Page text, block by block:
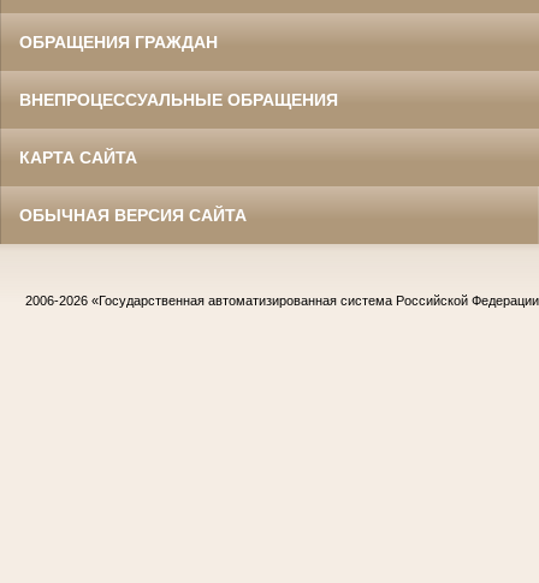
ОБРАЩЕНИЯ ГРАЖДАН
ВНЕПРОЦЕССУАЛЬНЫЕ ОБРАЩЕНИЯ
КАРТА САЙТА
ОБЫЧНАЯ ВЕРСИЯ САЙТА
2006-2026 «Государственная автоматизированная система Российской